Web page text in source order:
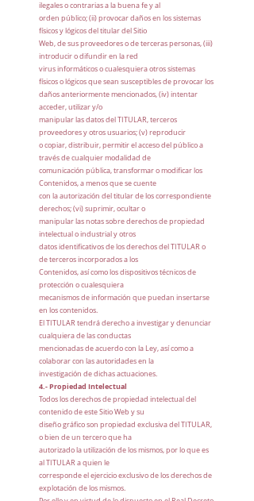
ilegales o contrarias a la buena fe y al
orden público; (ii) provocar daños en los sistemas
físicos y lógicos del titular del Sitio
Web, de sus proveedores o de terceras personas, (iii)
introducir o difundir en la red
virus informáticos o cualesquiera otros sistemas
físicos o lógicos que sean susceptibles de provocar los
daños anteriormente mencionados, (iv) intentar
acceder, utilizar y/o
manipular las datos del TITULAR, terceros
proveedores y otros usuarios; (v) reproducir
o copiar, distribuir, permitir el acceso del público a
través de cualquier modalidad de
comunicación pública, transformar o modificar los
Contenidos, a menos que se cuente
con la autorización del titular de los correspondiente
derechos; (vi) suprimir, ocultar o
manipular las notas sobre derechos de propiedad
intelectual o industrial y otros
datos identificativos de los derechos del TITULAR o
de terceros incorporados a los
Contenidos, así como los dispositivos técnicos de
protección o cualesquiera
mecanismos de información que puedan insertarse
en los contenidos.
El TITULAR tendrá derecho a investigar y denunciar
cualquiera de las conductas
mencionadas de acuerdo con la Ley, así como a
colaborar con las autoridades en la
investigación de dichas actuaciones.
4.- Propiedad Intelectual
Todos los derechos de propiedad intelectual del
contenido de este Sitio Web y su
diseño gráfico son propiedad exclusiva del TITULAR,
o bien de un tercero que ha
autorizado la utilización de los mismos, por lo que es
al TITULAR a quien le
corresponde el ejercicio exclusivo de los derechos de
explotación de los mismos.